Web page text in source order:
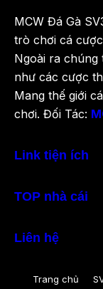
MCW Đá Gà
trò chơi cá
Ngoài ra
như các cược
Mang thế giới
chơi. Đối Tác:
Link tiện ích
TOP nhà cái
Liên hệ
Trang chủ